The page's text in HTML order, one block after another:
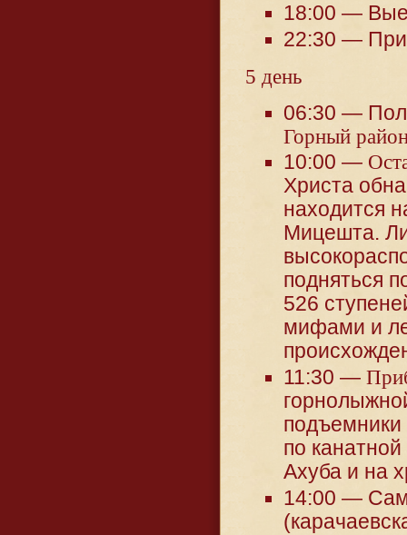
18:00 —
22:30 —
5 день
06:30 —
Горный
10:00 —
Христа
находится
Мицешта.
подняться
526
мифами и
11:30 —
по
Ахуба и на
14:00 —